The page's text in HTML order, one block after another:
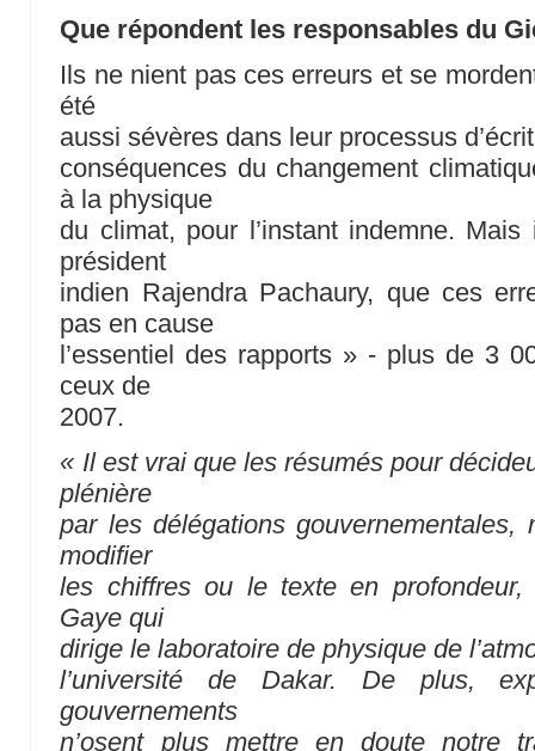
Que répondent les responsables du
Ils ne nient pas ces erreurs et se
été
aussi sévères dans leur processus
conséquences du changement
à la physique
du climat, pour l’instant indemne.
président
indien Rajendra Pachaury, que ces
pas en cause
l’essentiel des rapports » - plus de 3
ceux de
2007.
« Il est vrai que les résumés pour
plénière
par les délégations
modifier
les chiffres ou le texte en profondeur,
Gaye qui
dirige le laboratoire de physique de
l’université de Dakar. De plus,
gouvernements
n’osent plus mettre en doute notre